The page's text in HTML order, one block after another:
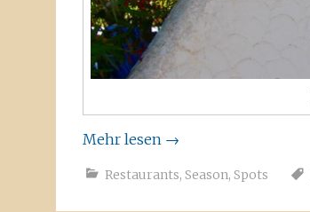
Mehr lesen →
Restaurants, Season, Spots